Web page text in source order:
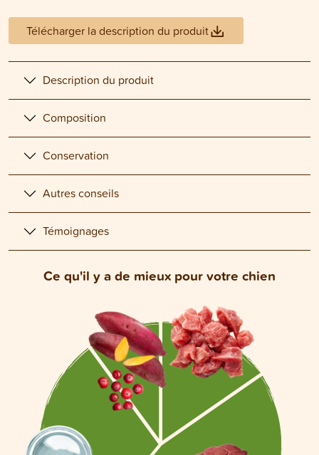
Télécharger la description du produit
Description du produit
Composition
Conservation
Autres conseils
Témoignages
Ce qu'il y a de mieux pour votre chien